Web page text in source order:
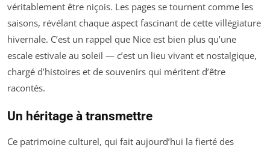
véritablement être niçois. Les pages se tournent comme les
saisons, révélant chaque aspect fascinant de cette villégiature
hivernale. C’est un rappel que Nice est bien plus qu’une
escale estivale au soleil — c’est un lieu vivant et nostalgique,
chargé d’histoires et de souvenirs qui méritent d’être
racontés.
Un héritage à transmettre
Ce patrimoine culturel, qui fait aujourd’hui la fierté des